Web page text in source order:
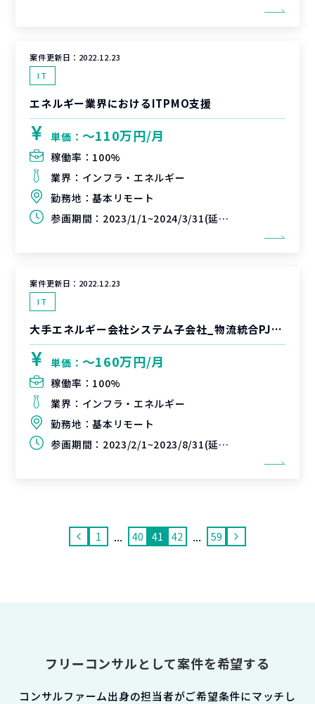
案件更新日： 2022.12.23
IT
エネルギー業界におけるITPMO支援
単価： 〜110万円/月
稼働率： 100%
業界： インフラ・エネルギー
勤務地：基本リモート
参画期間： 2023/1/1~2024/3/31(延長可能性あり)
案件更新日： 2022.12.23
IT
大手エネルギー会社システム子会社_物流統合PJ（PMO）
単価： 〜160万円/月
稼働率： 100%
業界： インフラ・エネルギー
勤務地：基本リモート
参画期間： 2023/2/1~2023/8/31(延長可能性あり)
1 ... 40 41 42 ... 59
フリーコンサルとして案件を希望する
コンサルファーム出身の担当者がご希望条件にマッチし